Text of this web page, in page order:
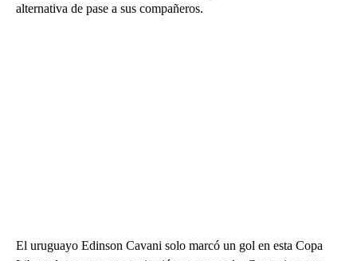
alternativa de pase a sus compañeros.
El uruguayo Edinson Cavani solo marcó un gol en esta Copa